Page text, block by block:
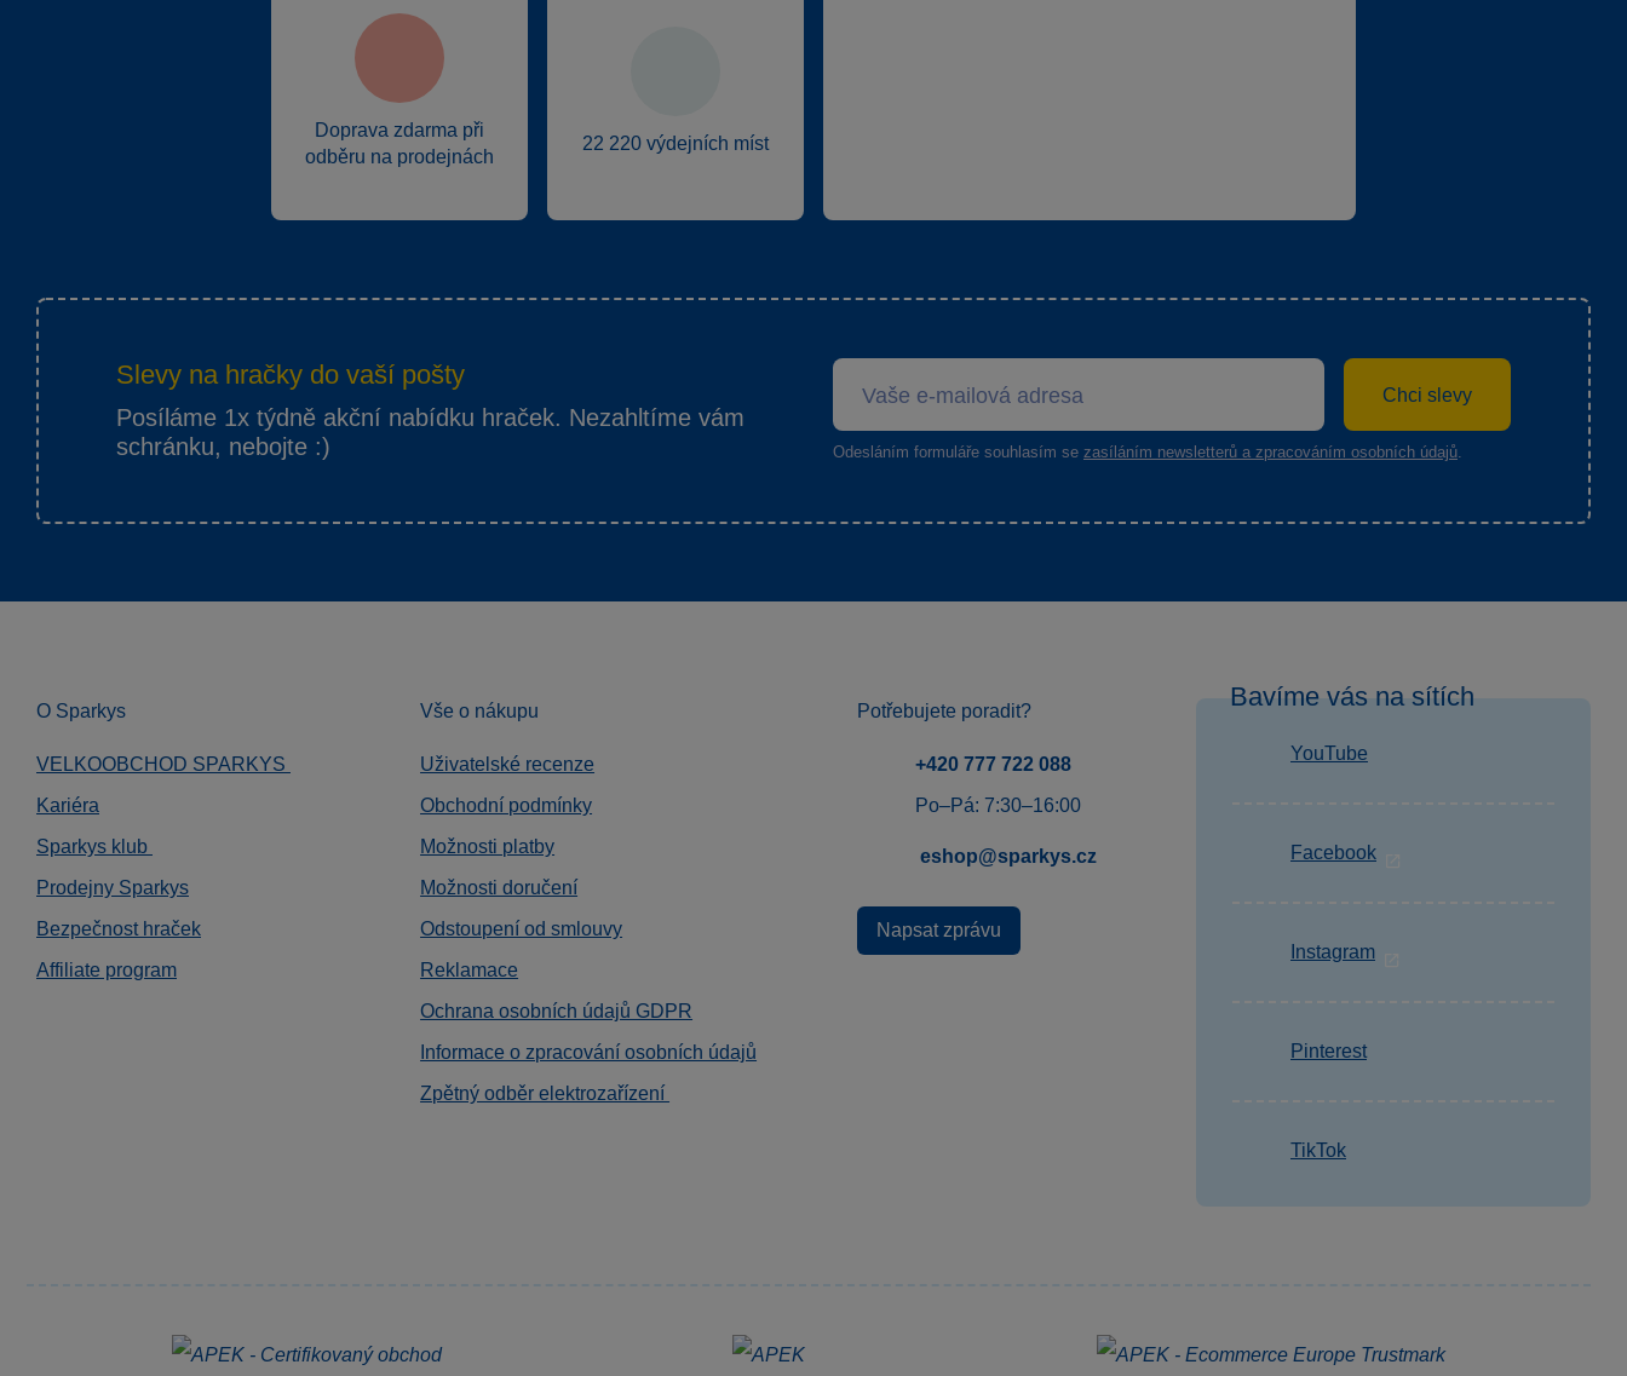
Doprava zdarma při
odběru na prodejnách
22 220 výdejních míst
Slevy na hračky do vaší pošty
Posíláme 1x týdně akční nabídku hraček. Nezahltíme vám
schránku, nebojte :)
Chci slevy
Odesláním formuláře souhlasím se zasíláním newsletterů a zpracováním osobních údajů
O Sparkys
VELKOOBCHOD SPARKYS
Kariéra
Sparkys klub
Prodejny Sparkys
Bezpečnost hraček
Affiliate program
Vše o nákupu
Uživatelské recenze
Obchodní podmínky
Možnosti platby
Možnosti doručení
Odstoupení od smlouvy
Reklamace
Ochrana osobních údajů GDPR
Informace o zpracování osobních údajů
Zpětný odběr elektrozařízení
Potřebujete poradit?
+420 777 722 088
Po–Pá: 7:30–16:00
eshop@sparkys.cz
Napsat zprávu
Bavíme vás na sítích
YouTube
Facebook
Instagram
Pinterest
TikTok